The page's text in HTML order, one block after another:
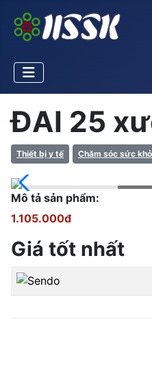
ĐAI 25
Thiết bị y tế Chăm sóc sức
Mô tả sản phẩm:
1.105.000đ
Giá tốt nhất